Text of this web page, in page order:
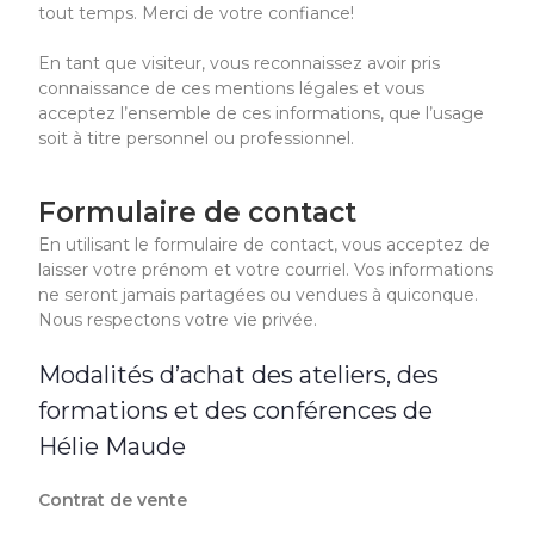
tout temps. Merci de votre confiance!
En tant que visiteur, vous reconnaissez avoir pris
connaissance de ces mentions légales et vous
acceptez l’ensemble de ces informations, que l’usage
soit à titre personnel ou professionnel.
Formulaire de contact
En utilisant le formulaire de contact, vous acceptez de
laisser votre prénom et votre courriel. Vos informations
ne seront jamais partagées ou vendues à quiconque.
Nous respectons votre vie privée.
Modalités d’achat des ateliers, des
formations et des conférences de
Hélie Maude
Contrat de vente